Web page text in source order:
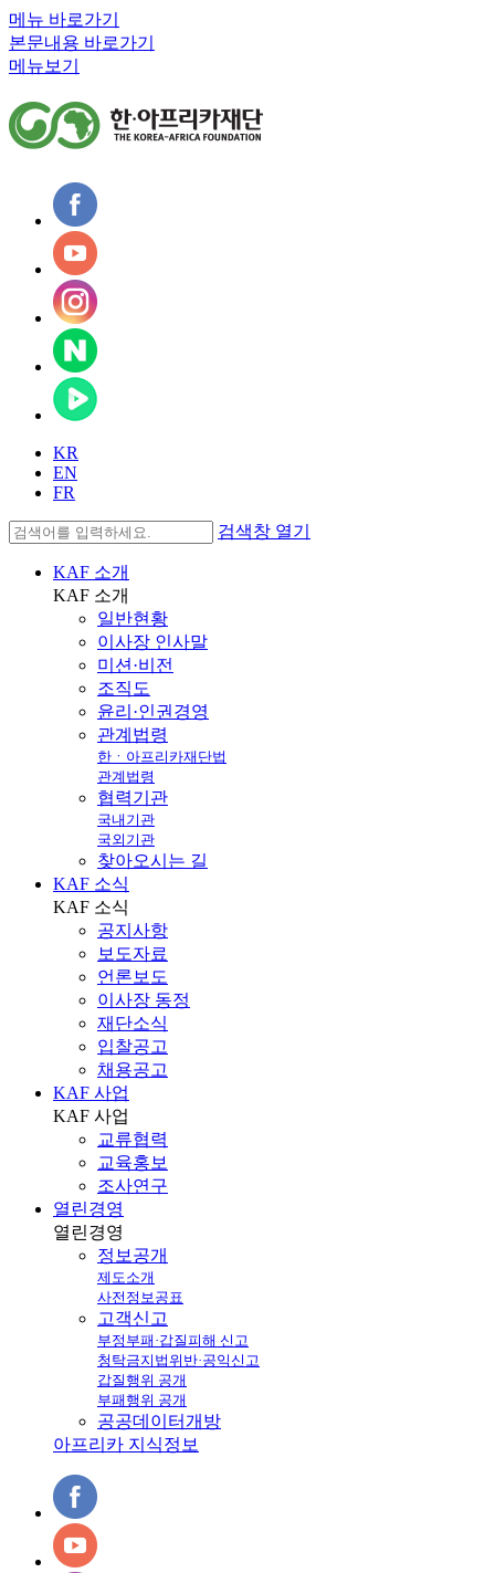
메뉴 바로가기
본문내용 바로가기
메뉴보기
KR
EN
FR
검색창 열기
KAF 소개
KAF 소개
일반현황
이사장 인사말
미션·비전
조직도
윤리·인권경영
관계법령
한ㆍ아프리카재단법
관계법령
협력기관
국내기관
국외기관
찾아오시는 길
KAF 소식
KAF 소식
공지사항
보도자료
언론보도
이사장 동정
재단소식
입찰공고
채용공고
KAF 사업
KAF 사업
교류협력
교육홍보
조사연구
열린경영
열린경영
정보공개
제도소개
사전정보공표
고객신고
부정부패·갑질피해 신고
청탁금지법위반·공익신고
갑질행위 공개
부패행위 공개
공공데이터개방
아프리카 지식정보